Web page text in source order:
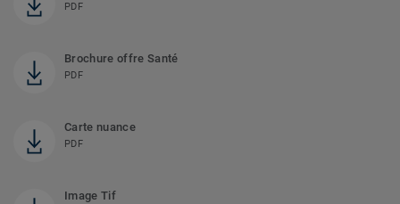
PDF
Brochure offre Santé
PDF
Carte nuance
PDF
Image Tif